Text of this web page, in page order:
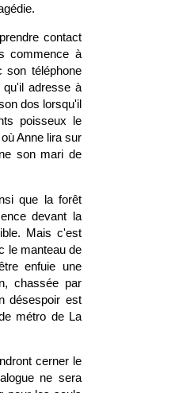
contact
commence à
son téléphone
qu'il adresse à
dos lorsqu'il
poisseux le
Anne lira sur
son mari de
que la forêt
devant la
Mais c'est
le manteau de
enfuie une
chassée par
désespoir est
métro de La
cerner le
ne sera